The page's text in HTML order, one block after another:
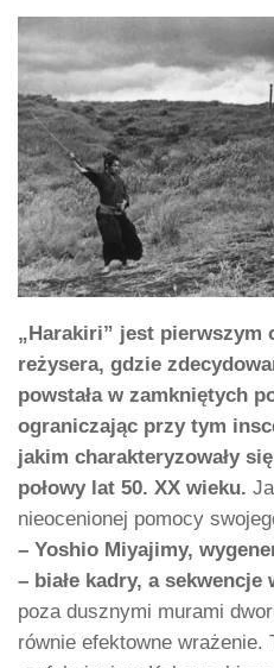
„Harakiri” jest pierwszym
reżysera, gdzie
powstała w zamkniętych
ograniczając przy tym
jakim charakteryzowały
połowy lat 50. XX wieku.
nieocenionej pomocy
– Yoshio Miyajimy,
– białe kadry, a sekwencje
poza dusznymi murami
równie efektowne wrażenie.